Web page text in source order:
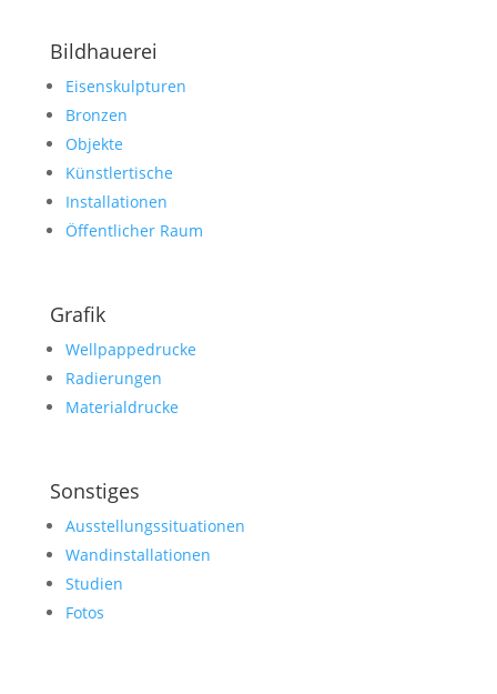
Bildhauerei
Eisenskulpturen
Bronzen
Objekte
Künstlertische
Installationen
Öffentlicher Raum
Grafik
Wellpappedrucke
Radierungen
Materialdrucke
Sonstiges
Ausstellungssituationen
Wandinstallationen
Studien
Fotos